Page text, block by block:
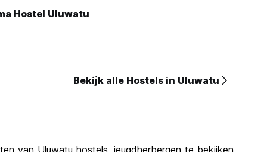
Hostel Uluwatu
Bekijk alle Hostels in Uluwatu